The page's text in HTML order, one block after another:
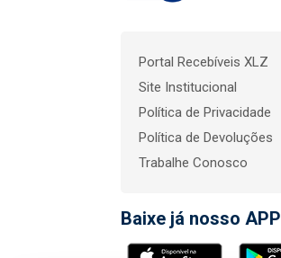
Portal Recebíveis XLZ
Site Institucional
Política de Privacidade
Política de Devoluções
Trabalhe Conosco
Baixe já nosso APP